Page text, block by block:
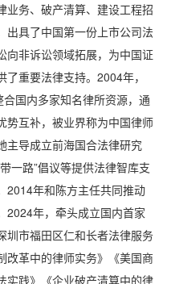
业务、破产清算、建设工程招
出具了中国第一份上市公司法
向非诉讼领域拓展，为中国证
重要法律支持。2004年，
国内多家知名律所资源，通
势互补，被业界称为中国律师
主导成立前海国合法律研究
一路”倡议等提供法律智库支
2014年和陈方主任共同推动
2024年，牵头成立国内首家
市福田区仁和长者法律服务
改革中的律师实务》《美国商
实践》《企业破产清算中的律